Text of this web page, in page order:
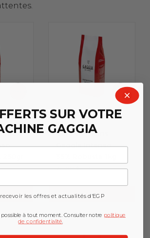
Moulu
250gr
CAFÉ
Café en Grains
Gaggia Intenso
20,99€ TTC
Découvrir
SUR VOTRE
GAGGIA
les offres et actualités d'EGP
à tout moment. Consulter notre politique
de confidentialité.